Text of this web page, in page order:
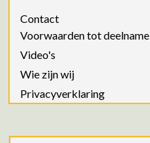
Contact
Voorwaarden tot deelname
Video's
Wie zijn wij
Privacyverklaring